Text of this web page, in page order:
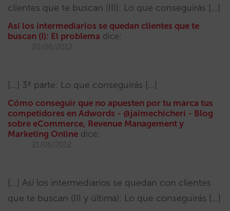
clientes que te buscan (III): Lo que conseguirás […]
Así los intermediarios se quedan clientes que te
buscan (I): El problema dice:
20/06/2012
[…] 3ª parte: Lo que conseguirás […]
Cómo conseguir que no apuesten por tu marca tus
competidores en Adwords - @jaimechicheri - Blog
sobre eCommerce, Revenue Management y
Marketing Online dice:
21/06/2012
[…] Así los intermediarios se quedan con clientes
que te buscan (III y última): Lo que conseguirás […]